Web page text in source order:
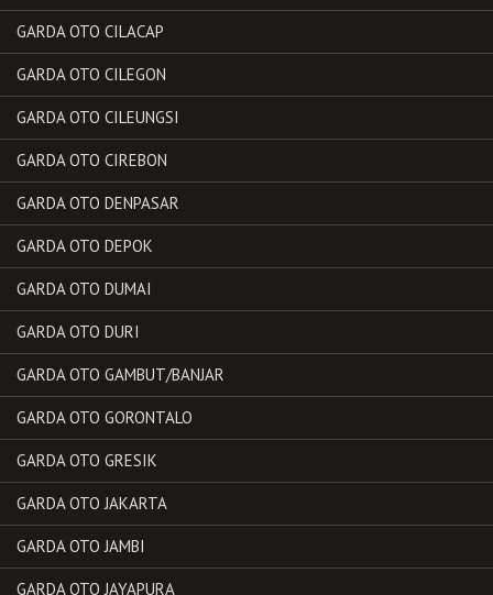
GARDA OTO CILACAP
GARDA OTO CILEGON
GARDA OTO CILEUNGSI
GARDA OTO CIREBON
GARDA OTO DENPASAR
GARDA OTO DEPOK
GARDA OTO DUMAI
GARDA OTO DURI
GARDA OTO GAMBUT/BANJAR
GARDA OTO GORONTALO
GARDA OTO GRESIK
GARDA OTO JAKARTA
GARDA OTO JAMBI
GARDA OTO JAYAPURA